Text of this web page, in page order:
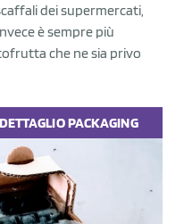
dei supermercati,
è sempre più
che ne sia privo
DETTAGLIOPACKAGING